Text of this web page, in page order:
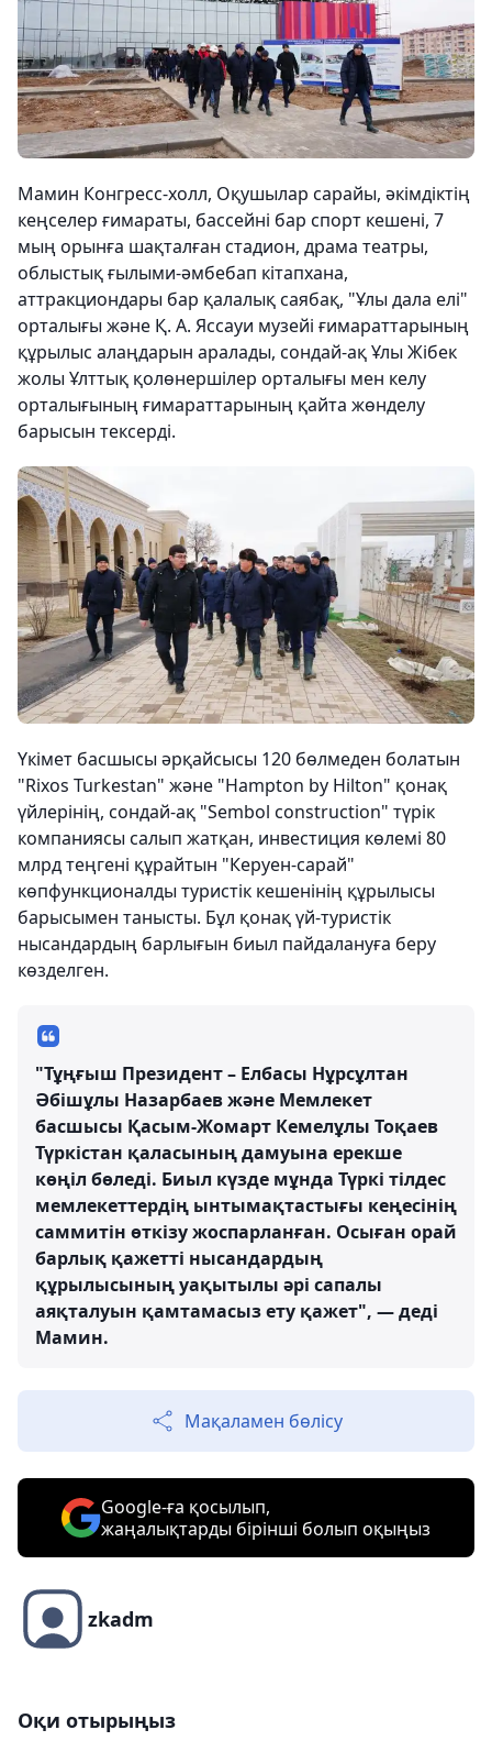
Мамин Конгресс-холл, Оқушылар сарайы, әкімдіктің
кеңселер ғимараты, бассейні бар спорт кешені, 7
мың орынға шақталған стадион, драма театры,
облыстық ғылыми-әмбебап кітапхана,
аттракциондары бар қалалық саябақ, "Ұлы дала елі"
орталығы және Қ. А. Яссауи музейі ғимараттарының
құрылыс алаңдарын аралады, сондай-ақ Ұлы Жібек
жолы Ұлттық қолөнершілер орталығы мен келу
орталығының ғимараттарының қайта жөнделу
барысын тексерді.
Үкімет басшысы әрқайсысы 120 бөлмеден болатын
"Rixos Turkestan" және "Hampton by Hilton" қонақ
үйлерінің, сондай-ақ "Sembol construction" түрік
компаниясы салып жатқан, инвестиция көлемі 80
млрд теңгені құрайтын "Керуен-сарай"
көпфункционалды туристік кешенінің құрылысы
барысымен танысты. Бұл қонақ үй-туристік
нысандардың барлығын биыл пайдалануға беру
көзделген.
"Тұңғыш Президент – Елбасы Нұрсұлтан
Әбішұлы Назарбаев және Мемлекет
басшысы Қасым-Жомарт Кемелұлы Тоқаев
Түркістан қаласының дамуына ерекше
көңіл бөледі. Биыл күзде мұнда Түркі тілдес
мемлекеттердің ынтымақтастығы кеңесінің
саммитін өткізу жоспарланған. Осыған орай
барлық қажетті нысандардың
құрылысының уақытылы әрі сапалы
аяқталуын қамтамасыз ету қажет", — деді
Мамин.
Мақаламен бөлісу
Google-ға қосылып,
жаңалықтарды бірінші болып оқыңыз
zkadm
Оқи отырыңыз